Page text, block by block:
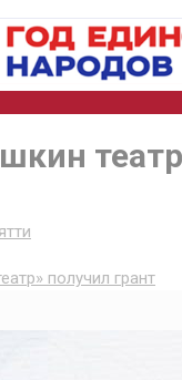
получил грант